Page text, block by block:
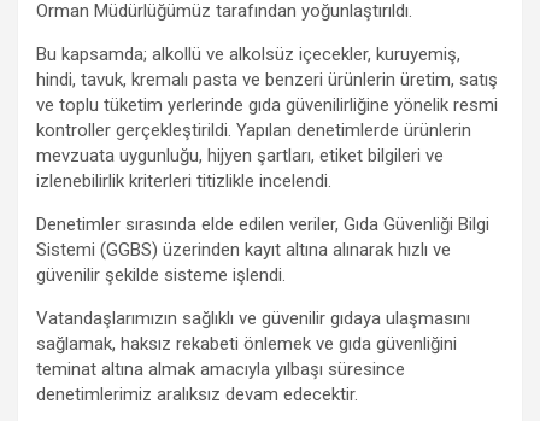
o
o
k
A
p
p
a
m
g
er
Orman Müdürlüğümüz tarafından yoğunlaştırıldı.
Bu kapsamda; alkollü ve alkolsüz içecekler, kuruyemiş,
hindi, tavuk, kremalı pasta ve benzeri ürünlerin üretim, satış
ve toplu tüketim yerlerinde gıda güvenilirliğine yönelik resmi
kontroller gerçekleştirildi. Yapılan denetimlerde ürünlerin
mevzuata uygunluğu, hijyen şartları, etiket bilgileri ve
izlenebilirlik kriterleri titizlikle incelendi.
Denetimler sırasında elde edilen veriler, Gıda Güvenliği Bilgi
Sistemi (GGBS) üzerinden kayıt altına alınarak hızlı ve
güvenilir şekilde sisteme işlendi.
Vatandaşlarımızın sağlıklı ve güvenilir gıdaya ulaşmasını
sağlamak, haksız rekabeti önlemek ve gıda güvenliğini
teminat altına almak amacıyla yılbaşı süresince
denetimlerimiz aralıksız devam edecektir.